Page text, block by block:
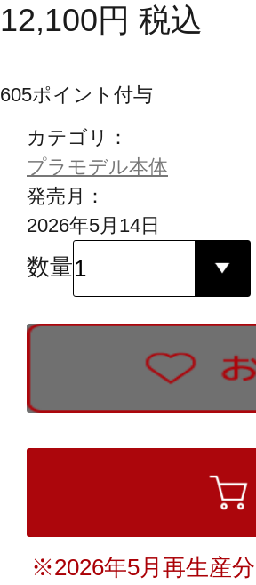
12,100円 税込
605ポイント付与
カテゴリ：
プラモデル本体
発売月：
2026年5月14日
数量
※2026年5月再生産